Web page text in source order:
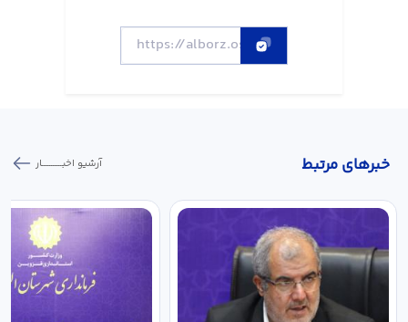
خبر‌های مرتبط آرشیو اخبـــــــــــار